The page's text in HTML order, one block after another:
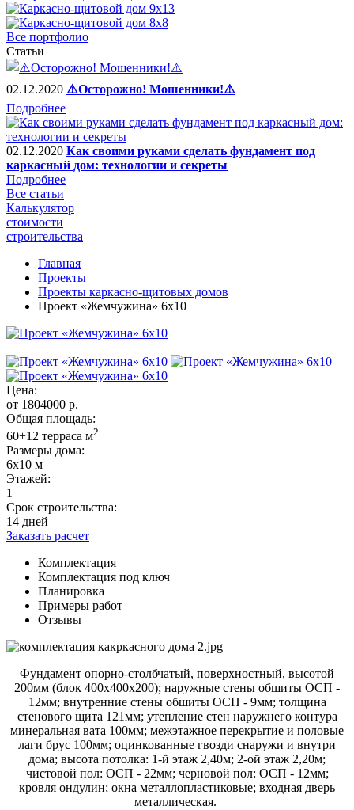
Все портфолио
Статьи
02.12.2020 ⚠️Осторожно! Мошенники!⚠️
Подробнее
02.12.2020 Как своими руками сделать фундамент под
каркасный дом: технологии и секреты
Подробнее
Все статьи
Калькулятор
стоимости
строительства
Главная
Проекты
Проекты каркасно-щитовых домов
Проект «Жемчужина» 6x10
Цена:
от 1804000 р.
Общая площадь:
60+12 терраса м2
Размеры дома:
6х10 м
Этажей:
1
Срок строительства:
14 дней
Заказать расчет
Комплектация
Комплектация под ключ
Планировка
Примеры работ
Отзывы
Фундамент опорно-столбчатый, поверхностный, высотой
200мм (блок 400х400х200); наружные стены обшиты ОСП -
12мм; внутренние стены обшиты ОСП - 9мм; толщина
стенового щита 121мм; утепление стен наружнего контура
минеральная вата 100мм; межэтажное перекрытие и половые
лаги брус 100мм; оцинкованные гвозди снаружи и внутри
дома; высота потолка: 1-й этаж 2,40м; 2-ой этаж 2,20м;
чистовой пол: ОСП - 22мм; черновой пол: ОСП - 12мм;
кровля ондулин; окна металлопластиковые; входная дверь
металлическая.